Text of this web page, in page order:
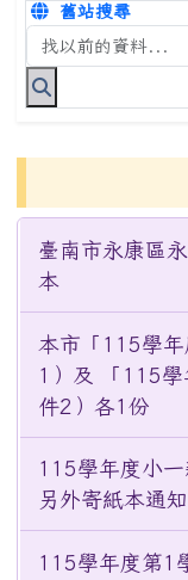
舊站搜尋
搜尋台南市永康國
臺南市永康區
本
本市「115學
1）及 「115學
件2）各1份
115學年度小
另外寄紙本通知
115學年度第1